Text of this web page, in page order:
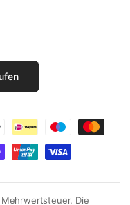
Die